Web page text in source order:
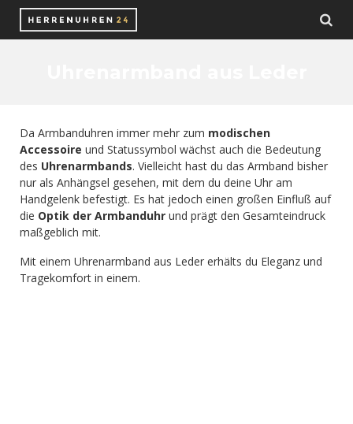
Da Armbanduhren immer mehr zum modischen
Accessoire und Statussymbol wächst auch die Bedeutung
des Uhrenarmbands. Vielleicht hast du das Armband bisher
nur als Anhängsel gesehen, mit dem du deine Uhr am
Handgelenk befestigt. Es hat jedoch einen großen Einfluß auf
die Optik der Armbanduhr und prägt den Gesamteindruck
maßgeblich mit.
Mit einem Uhrenarmband aus Leder erhälts du Eleganz und
Tragekomfort in einem.